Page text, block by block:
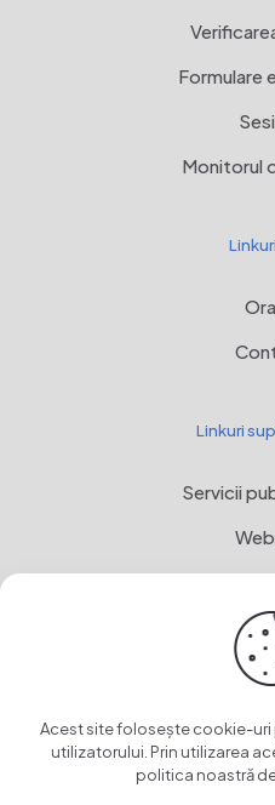
Formulare
Monitorul
Linkuri
Servicii
Programul Național de
Acest site folosește cookie-uri
utilizatorului. Prin utilizarea
politica noastră